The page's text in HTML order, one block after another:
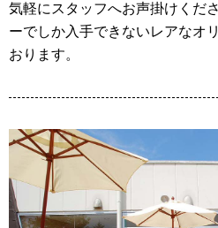
気軽にスタッフへお声掛けくだ
ーでしか入手できないレアなオ
おります。